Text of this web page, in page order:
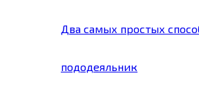
Два самых простых
пододеяльник